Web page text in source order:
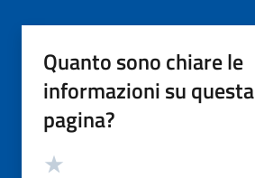
Quanto sono chiare le
informazioni su questa
pagina?
Valutazione